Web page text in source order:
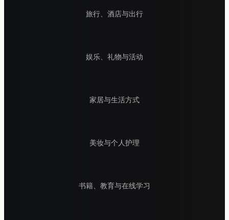
旅行、酒店与出行
娱乐、礼物与活动
家居与生活方式
美妆与个人护理
书籍、教育与在线学习